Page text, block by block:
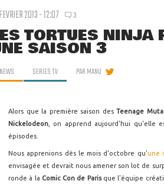
2013 - 12:07 3
TORTUES NINJA
SAISON 3
NEWS SERIES TV PARMANU
Alors que la première saison des Teenage
Nickelodeon , on apprend aujourd'hui qu'elle
épisodes.
Nous apprenions dès le mois d'octobre qu'une
envisagée et devrait nous amener son lot de
ronde à la Comic Con de Paris que l'équipe